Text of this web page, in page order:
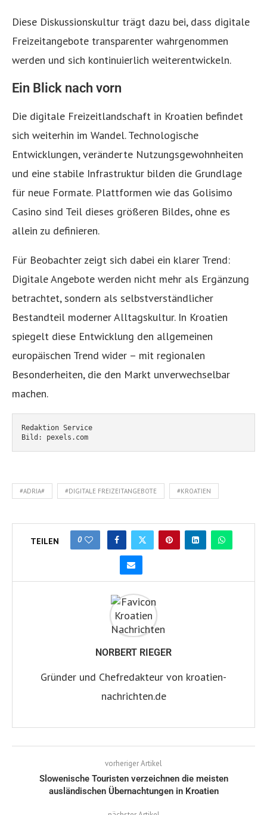
Diese Diskussionskultur trägt dazu bei, dass digitale
Freizeitangebote transparenter wahrgenommen
werden und sich kontinuierlich weiterentwickeln.
Ein Blick nach vorn
Die digitale Freizeitlandschaft in Kroatien befindet
sich weiterhin im Wandel. Technologische
Entwicklungen, veränderte Nutzungsgewohnheiten
und eine stabile Infrastruktur bilden die Grundlage
für neue Formate. Plattformen wie das Golisimo
Casino sind Teil dieses größeren Bildes, ohne es
allein zu definieren.
Für Beobachter zeigt sich dabei ein klarer Trend:
Digitale Angebote werden nicht mehr als Ergänzung
betrachtet, sondern als selbstverständlicher
Bestandteil moderner Alltagskultur. In Kroatien
spiegelt diese Entwicklung den allgemeinen
europäischen Trend wider – mit regionalen
Besonderheiten, die den Markt unverwechselbar
machen.
Redaktion Service
Bild: pexels.com
#ADRIA# #DIGITALE FREIZEITANGEBOTE #KROATIEN
TEILEN 0
NORBERT RIEGER
Gründer und Chefredakteur von kroatien-
nachrichten.de
vorheriger Artikel
Slowenische Touristen verzeichnen die meisten
ausländischen Übernachtungen in Kroatien